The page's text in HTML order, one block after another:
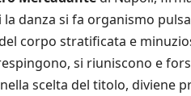
danza si fa organismo
corpo stratificata e
si riuniscono e
scelta del titolo, diviene